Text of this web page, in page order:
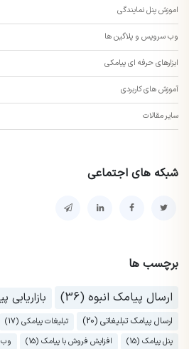
اموزش پنل نمایندگی
وب سرویس و پلاگین ها
ابزارهای حرفه ای پیامکی
آموزش های کاربردی
سایر مقالات
شبکه های اجتماعی
برچسب ها
ارسال پیامک انبوه (36)
بازاریابی
ارسال پیامک تبلیغاتی (20) تبلیغات پیامکی (17)
پنل پیامک (15)
افزایش فروش با پیامک (15)
وب